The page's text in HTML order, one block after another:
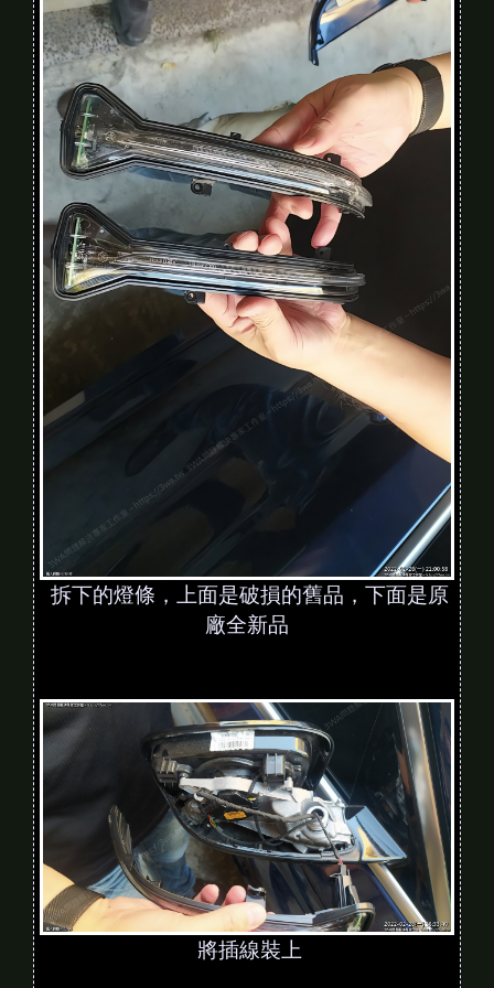
拆下的燈條，上面是破損的舊品，下面是原
廠全新品
將插線裝上